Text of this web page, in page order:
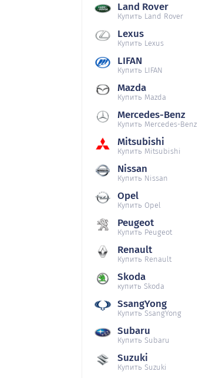
Land Rover
Купить Land Rover
Lexus
Купить Lexus
LIFAN
Купить LIFAN
Mazda
Купить Mazda
Mercedes-Benz
Купить Mercedes-Benz
Mitsubishi
Купить Mitsubishi
Nissan
Купить Nissan
Opel
Купить Opel
Peugeot
Купить Peugeot
Renault
Купить Renault
Skoda
купить Skoda
SsangYong
Купить SsangYong
Subaru
Купить Subaru
Suzuki
Купить Suzuki